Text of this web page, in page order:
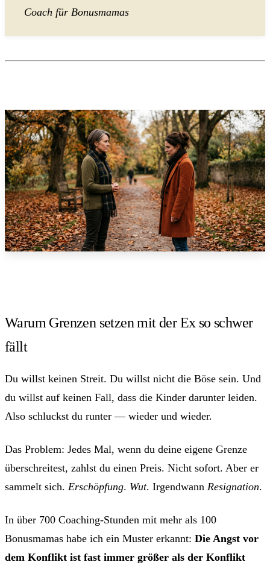
Coach für Bonusmamas
Warum Grenzen setzen mit der Ex so schwer
fällt
Du willst keinen Streit. Du willst nicht die Böse sein. Und
du willst auf keinen Fall, dass die Kinder darunter leiden.
Also schluckst du runter — wieder und wieder.
Das Problem: Jedes Mal, wenn du deine eigene Grenze
überschreitest, zahlst du einen Preis. Nicht sofort. Aber er
sammelt sich. Erschöpfung. Wut. Irgendwann Resignation.
In über 700 Coaching-Stunden mit mehr als 100
Bonusmamas habe ich ein Muster erkannt: Die Angst vor
dem Konflikt ist fast immer größer als der Konflikt